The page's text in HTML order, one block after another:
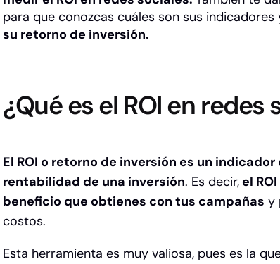
para que conozcas cuáles son sus indicadores
su retorno de inversión.
¿Qué es el ROI en redes
El ROI o retorno de inversión es un
rentabilidad de una inversión. Es decir, el
beneficio que obtienes con tus campañas y
costos.
Esta herramienta es muy valiosa, pues es la